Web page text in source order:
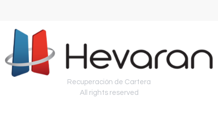
Recuperación de Cartera
All rights reserved